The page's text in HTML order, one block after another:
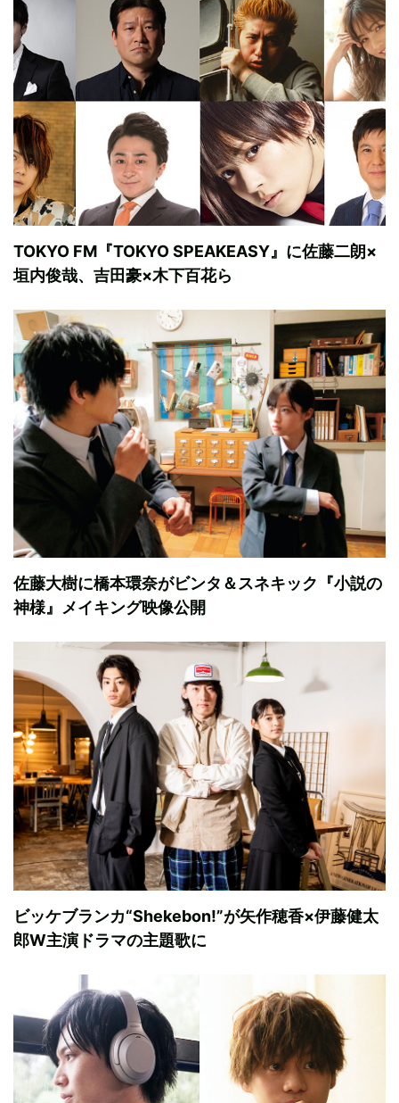
TOKYO FM『TOKYO SPEAKEASY』に佐藤二朗×
垣内俊哉、吉田豪×木下百花ら
佐藤大樹に橋本環奈がビンタ＆スネキック『小説の
神様』メイキング映像公開
ビッケブランカ“Shekebon!”が矢作穂香×伊藤健太
郎W主演ドラマの主題歌に